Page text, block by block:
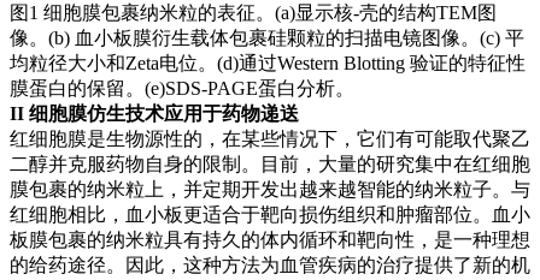
图1 细胞膜包裹纳米粒的表征。(a)显示核-壳的结构TEM图
像。(b) 血小板膜衍生载体包裹硅颗粒的扫描电镜图像。(c) 平
均粒径大小和Zeta电位。(d)通过Western Blotting 验证的特征性
膜蛋白的保留。(e)SDS-PAGE蛋白分析。
II 细胞膜仿生技术应用于药物递送
红细胞膜是生物源性的，在某些情况下，它们有可能取代聚乙
二醇并克服药物自身的限制。目前，大量的研究集中在红细胞
膜包裹的纳米粒上，并定期开发出越来越智能的纳米粒子。与
红细胞相比，血小板更适合于靶向损伤组织和肿瘤部位。血小
板膜包裹的纳米粒具有持久的体内循环和靶向性，是一种理想
的给药途径。因此，这种方法为血管疾病的治疗提供了新的机